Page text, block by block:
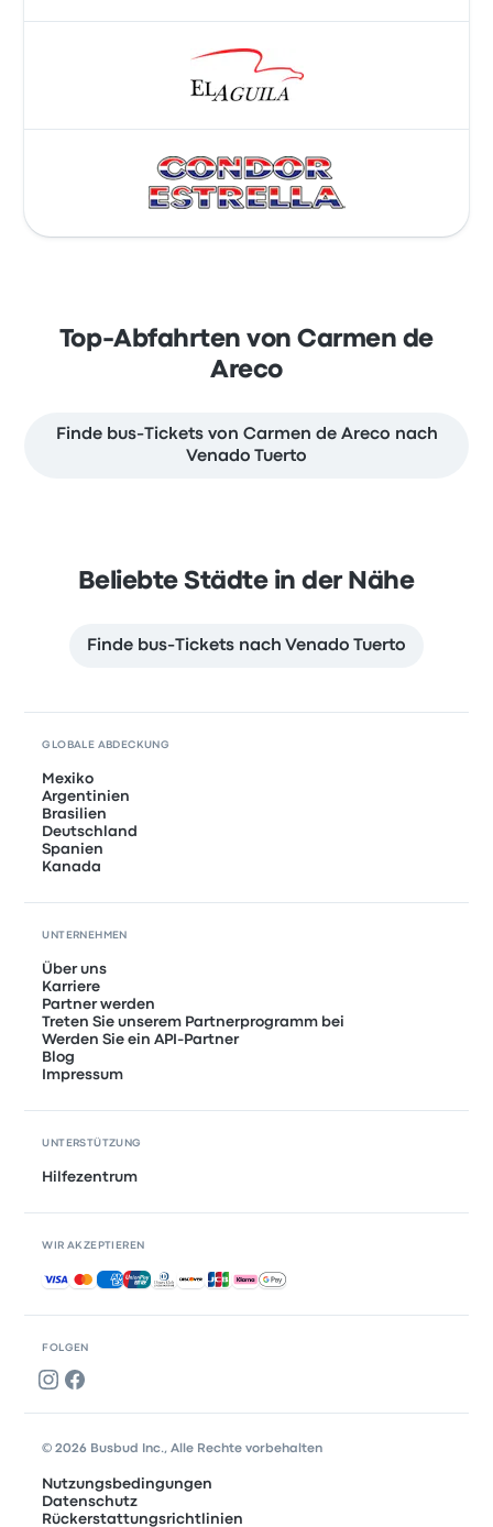
Top-Abfahrten von Carmen de
Areco
Finde bus-Tickets von Carmen de Areco nach
Venado Tuerto
Beliebte Städte in der Nähe
Finde bus-Tickets nach Venado Tuerto
FOLGEN
GLOBALE ABDECKUNG
Mexiko
Argentinien
Brasilien
Deutschland
Spanien
Kanada
UNTERNEHMEN
Über uns
Karriere
Partner werden
Treten Sie unserem Partnerprogramm bei
Werden Sie ein API-Partner
Blog
Impressum
UNTERSTÜTZUNG
Hilfezentrum
WIR AKZEPTIEREN
Akzeptierte Zahlungsmethoden
© 2026 Busbud Inc., Alle Rechte vorbehalten
Nutzungsbedingungen
Datenschutz
Rückerstattungsrichtlinien